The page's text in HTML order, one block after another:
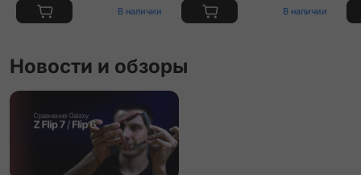
В наличии В наличии
Новости и обзоры